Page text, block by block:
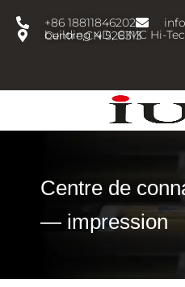
+86 18811846202
building 4D, CIMC Hi-Tech Intelligent Manufacturing Centre,CN 528313
Centre de
— impression